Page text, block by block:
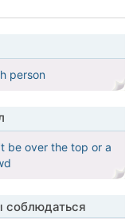
person
be over the top or a
соблюдаться